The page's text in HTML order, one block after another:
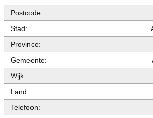
Postcode:
Stad:
Province:
Gemeente:
Wijk:
Land:
Telefoon: